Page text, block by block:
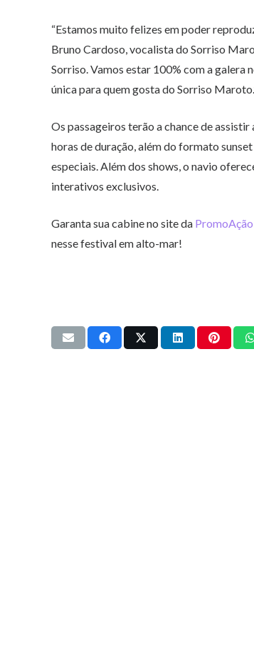
“Estamos muito felizes em poder
Bruno Cardoso, vocalista do Sorriso
Sorriso. Vamos estar 100% com a galera
única para quem gosta do Sorriso
Os passageiros terão a chance de
horas de duração, além do formato
especiais. Além dos shows, o navio
interativos exclusivos.
Garanta sua cabine no site da PromoAção
nesse festival em alto-mar!